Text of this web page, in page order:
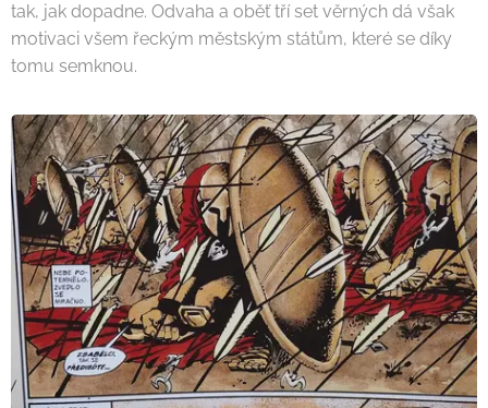
tak, jak dopadne. Odvaha a oběť tří set věrných dá však
motivaci všem řeckým městským státům, které se díky
tomu semknou.